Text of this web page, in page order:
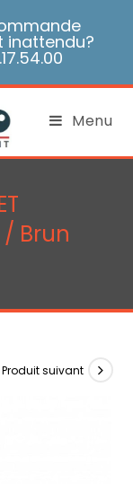
inattendu?
Menu
/ Brun
Produit suivant